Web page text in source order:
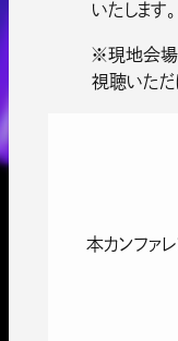
いたします。
※現地会場
視聴いただ
本カンファ